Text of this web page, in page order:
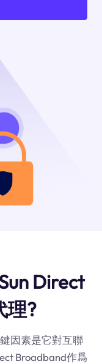
Direct
理?
因素是它對互聯
Broadband作爲